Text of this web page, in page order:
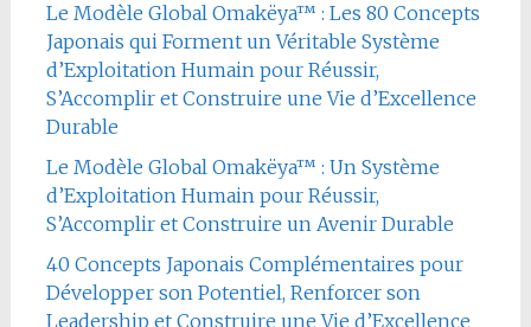
Le Modèle Global Omakëya™ : Les 80 Concepts
Japonais qui Forment un Véritable Système
d’Exploitation Humain pour Réussir,
S’Accomplir et Construire une Vie d’Excellence
Durable
Le Modèle Global Omakëya™ : Un Système
d’Exploitation Humain pour Réussir,
S’Accomplir et Construire un Avenir Durable
40 Concepts Japonais Complémentaires pour
Développer son Potentiel, Renforcer son
Leadership et Construire une Vie d’Excellence